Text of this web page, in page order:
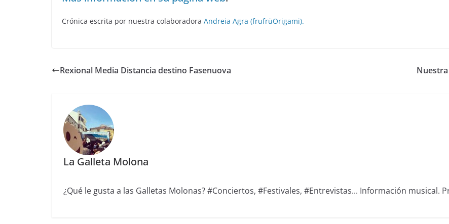
Crónica escrita por nuestra colaboradora Andreia Agra (frufrüOrigami).
Rexional Media Distancia destino Fasenuova
La Galleta Molona
¿Qué le gusta a las Galletas Molonas? #Conciertos, #Festivales, #Entrevistas... Información musical.